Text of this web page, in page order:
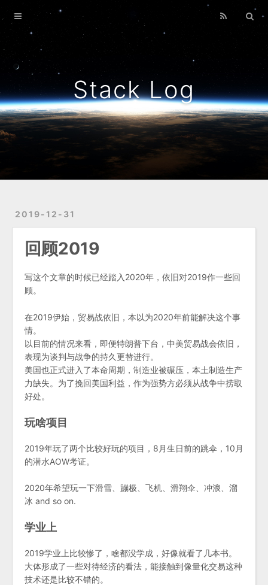
Stack Log
2019-12-31
回顾2019
写这个文章的时候已经踏入2020年，依旧对2019作一些回
顾。
在2019伊始，贸易战依旧，本以为2020年前能解决这个事
情。
以目前的情况来看，即便特朗普下台，中美贸易战会依旧，
表现为谈判与战争的持久更替进行。
美国也正式进入了本命周期，制造业被碾压，本土制造生产
力缺失。为了挽回美国利益，作为强势方必须从战争中捞取
好处。
玩啥项目
2019年玩了两个比较好玩的项目，8月生日前的跳伞，10月
的潜水AOW考证。
2020年希望玩一下滑雪、蹦极、飞机、滑翔伞、冲浪、溜
冰 and so on.
学业上
2019学业上比较惨了，啥都没学成，好像就看了几本书。
大体形成了一些对待经济的看法，能接触到像量化交易这种
技术还是比较不错的。
Home